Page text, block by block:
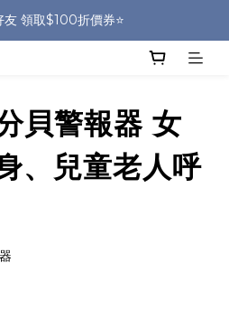
體門市~實背才知道🎒
友 領取$100折價券⭐️
貝警報器 女
、兒童老人呼